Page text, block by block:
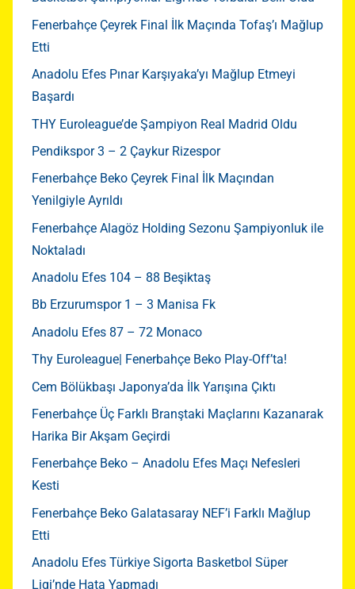
Fenerbahçe Çeyrek Final İlk Maçında Tofaş’ı Mağlup
Etti
Anadolu Efes Pınar Karşıyaka’yı Mağlup Etmeyi
Başardı
THY Euroleague’de Şampiyon Real Madrid Oldu
Pendikspor 3 – 2 Çaykur Rizespor
Fenerbahçe Beko Çeyrek Final İlk Maçından
Yenilgiyle Ayrıldı
Fenerbahçe Alagöz Holding Sezonu Şampiyonluk ile
Noktaladı
Anadolu Efes 104 – 88 Beşiktaş
Bb Erzurumspor 1 – 3 Manisa Fk
Anadolu Efes 87 – 72 Monaco
Thy Euroleague| Fenerbahçe Beko Play-Off’ta!
Cem Bölükbaşı Japonya’da İlk Yarışına Çıktı
Fenerbahçe Üç Farklı Branştaki Maçlarını Kazanarak
Harika Bir Akşam Geçirdi
Fenerbahçe Beko – Anadolu Efes Maçı Nefesleri
Kesti
Fenerbahçe Beko Galatasaray NEF’i Farklı Mağlup
Etti
Anadolu Efes Türkiye Sigorta Basketbol Süper
Ligi’nde Hata Yapmadı